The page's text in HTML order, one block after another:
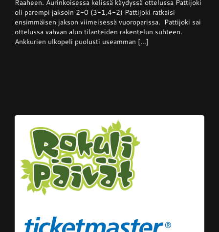
otti
Ankkureista
voiton
kotikentällään
Raaheen. Aurinkoisessa kelissä käydyssä ottelussa Pattijoki
oli parempi jaksoin 2-0 (3-1,4-2) Pattijoki ratkaisi
ensimmäisen jakson viimeisessä vuoroparissa. Pattijoki sai
ottelussa vahvan alun tilanteiden rakentelun suhteen.
Ankkurien ulkopeli puolusti useamman [...]